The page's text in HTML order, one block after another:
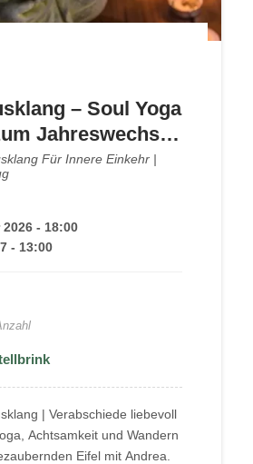
– Soul Yoga
Jahreswechsel
& Wandern
Für Innere Einkehr |
2026 - 18:00
- 13:00
| Verabschiede liebevoll
Achtsamkeit und Wandern
Eifel mit Andrea.